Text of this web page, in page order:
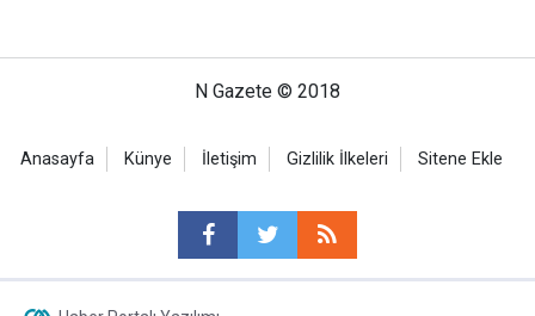
N Gazete © 2018
Anasayfa Künye İletişim Gizlilik İlkeleri Sitene Ekle